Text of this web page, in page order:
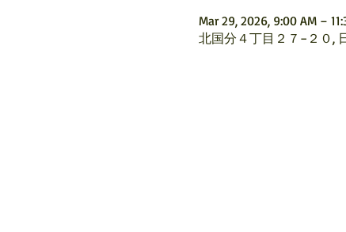
Mar 29, 2026, 9:00 AM –
北国分４丁目２７−２０,